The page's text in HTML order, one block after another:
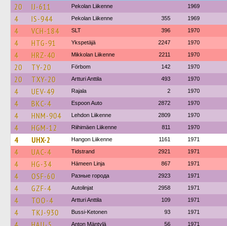
20 IJ-611 Pekolan Liikenne 1969
4 IS-944 Pekolan Liikenne 355 1969
4 VCH-184 SLT 396 1970
4 HTG-91 Ykspetäjä 2247 1970
4 HRZ-40 Mikkolan Liikenne 2211 1970
20 TY-20 Förbom 142 1970
20 TXY-20 Artturi Anttila 493 1970
4 UEV-49 Rajala 2 1970
4 BKC-4 Espoon Auto 2872 1970
4 HNM-904 Lehdon Liikenne 2809 1970
4 HGM-12 Riihimäen Liikenne 811 1970
4 UHX-2 Hangon Liikenne 1161 1971
4 UAC-4 Tidstrand 2921 1971
4 HG-34 Hämeen Linja 867 1971
4 OSF-60 Разные города 2923 1971
4 GZF-4 Autolinjat 2958 1971
4 TOO-4 Artturi Anttila 109 1971
4 TKJ-930 Bussi-Ketonen 93 1971
Anton Mäntylä 56 1971